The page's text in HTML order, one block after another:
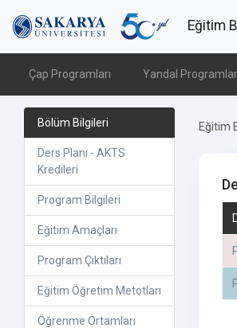
Eğitim
Çap Programları Yandal
Bölüm Bilgileri
Ders Planı - AKTS
Kredileri
Program Bilgileri
Eğitim Amaçları
Program Çıktıları
Eğitim Öğretim Metotları
Öğrenme Ortamları
Eğitim